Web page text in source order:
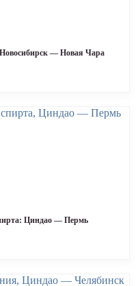
Новосибирск — Новая Чара
Циндао — Пермь